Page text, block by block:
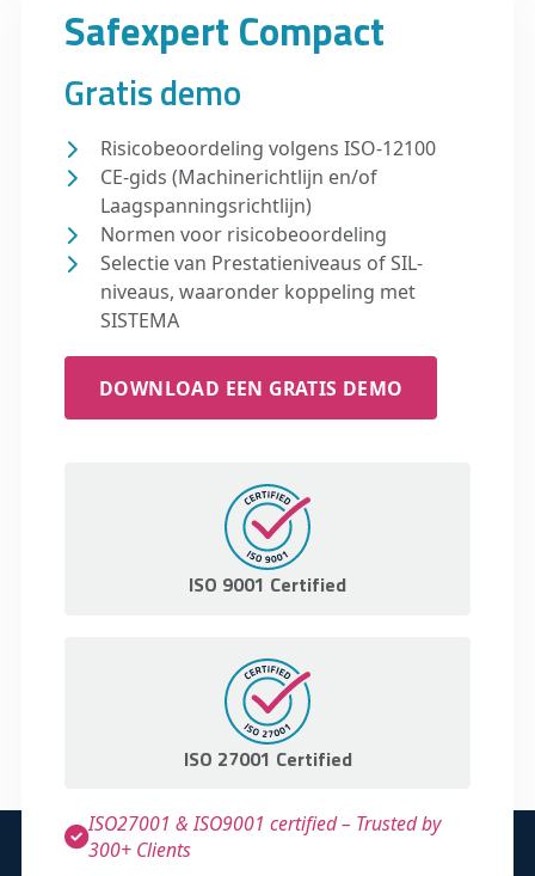
Safexpert Compact
Gratis demo
Risicobeoordeling volgens ISO-12100
CE-gids (Machinerichtlijn en/of
Laagspanningsrichtlijn)
Normen voor risicobeoordeling
Selectie van Prestatieniveaus of SIL-
niveaus, waaronder koppeling met
SISTEMA
DOWNLOAD EEN GRATIS DEMO
ISO 9001 Certified
ISO 27001 Certified
ISO27001 & ISO9001 certified – Trusted by
300+ Clients